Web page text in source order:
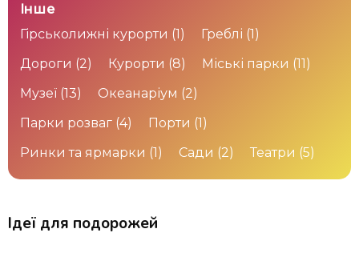
Інше
Гірськолижні курорти (1) Греблі (1)
Дороги (2) Курорти (8) Міські парки (11)
Музеї (13) Океанаріум (2)
Парки розваг (4) Порти (1)
Ринки та ярмарки (1) Сади (2) Театри (5)
Ідеї для подорожей